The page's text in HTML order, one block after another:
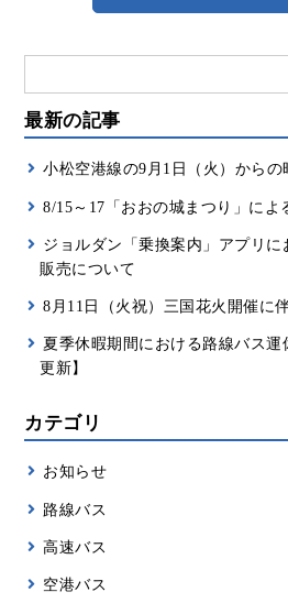
ジョルダン
最新の記事
小松空港線の9月1日（火）からの
8/15～17「おおの城まつり」によ
ジョルダン「乗換案内」アプリ
販売について
8月11日（火祝）三国花火開催に
夏季休暇期間における路線バス運
更新】
カテゴリ
お知らせ
路線バス
高速バス
空港バス